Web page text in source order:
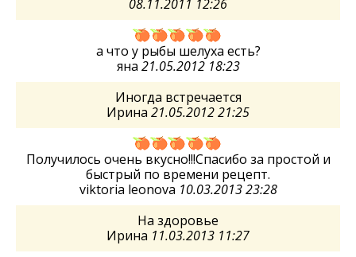
08.11.2011 12:26
а что у рыбы шелуха есть?
яна 21.05.2012 18:23
Иногда встречается
Ирина 21.05.2012 21:25
Получилось очень вкусно!!!Спасибо за простой и
быстрый по времени рецепт.
viktoria leonova 10.03.2013 23:28
На здоровье
Ирина 11.03.2013 11:27